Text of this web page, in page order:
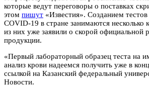
которые ведут переговоры о поставках
этом пишут «Известия». Созданием тестов
COVID-19 в стране занимаются несколько
из них уже заявили о скорой официальной
продукции.
«Первый лабораторный образец теста на
анализ крови надеемся получить уже в
ссылкой на Казанский федеральный
Новости.